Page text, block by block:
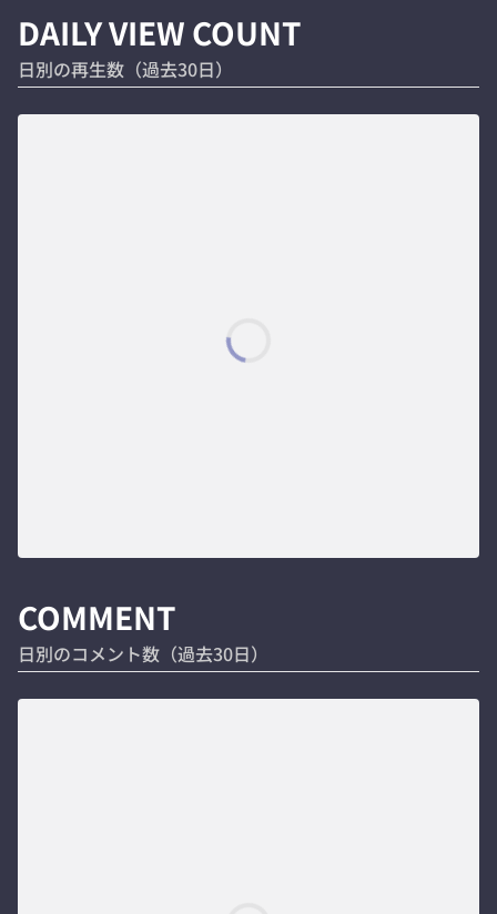
DAILY VIEW COUNT
日別の再生数（過去30日）
COMMENT
日別のコメント数（過去30日）